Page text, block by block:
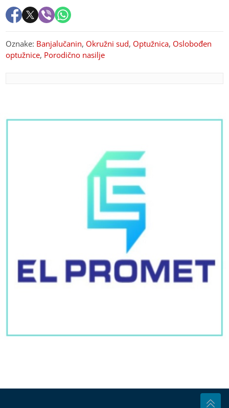
Oznake: Banjalučanin, Okružni sud, Optužnica, Oslobođen
optužnice, Porodično nasilje